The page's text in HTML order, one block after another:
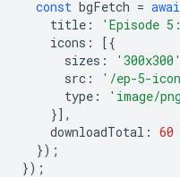
const bgFetch =
title : 'Episode
icons :
[{
sizes : '300x300'
src : '/ep-5-
type : 'image/
}],
downloadTotal : 60
});
});